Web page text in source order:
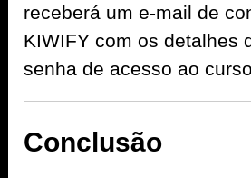
receberá um e-mail de
KIWIFY com os detalhes
senha de acesso ao
Conclusão